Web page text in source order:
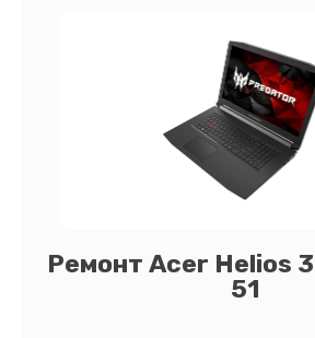
Ремонт Acer Helios
51